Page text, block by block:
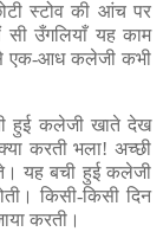
स्टोव की आंच पर
उँगलियाँ यह काम
एक-आध कलेजी कभी
हुई कलेजी खाते देख
करती भला! अच्छी
यह बची हुई कलेजी
किसी-किसी दिन
करती।